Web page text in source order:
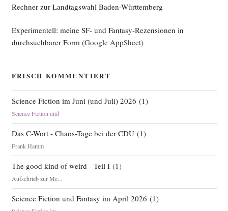
en
ihre
mobi­
ren­
de
Kraft““
Rechner zur Landtagswahl Baden-Württemberg
Experimentell: meine SF- und Fantasy-Rezensionen in
durchsuchbarer Form(Google AppSheet)
FRISCH KOMMENTIERT
Science Fiction im Juni (und Juli) 2026 (1)
Science Fiction und
Das C-Wort - Chaos-Tage bei der CDU(1)
Frank Hamm
The good kind of weird - Teil I(1)
Aufschrieb zur Me...
Science Fiction und Fantasy im April 2026 (1)